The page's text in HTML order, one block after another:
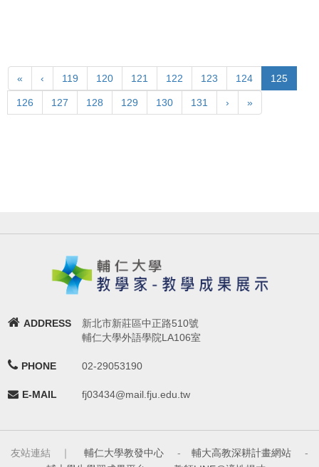
« ‹ 119 120 121 122 123 124 125
126 127 128 129 130 131 › »
ADDRESS
新北市新莊區中正路510號
輔仁大學外語學院LA106室
PHONE 02-29053190
E-MAIL fj03434@mail.fju.edu.tw
友站連結 ｜ 輔仁大學教發中心 - 輔大高教深耕計畫網站
-